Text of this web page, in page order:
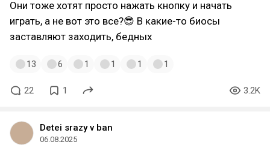
Они тоже хотят просто нажать кнопку и начать
играть, а не вот это все?😎 В какие-то биосы
заставляют заходить, бедных
13 6 1 1 1 1
22 1 3.2K
Detei srazy v ban
06.08.2025